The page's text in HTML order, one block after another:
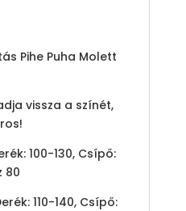
Pihe Puha Molett
vissza a színét,
100-130, Csípő:
80
110-140, Csípő: